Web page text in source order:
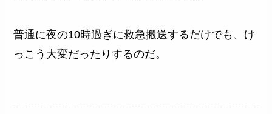
普通に夜の10時過ぎに救急搬送するだけでも、け
っこう大変だったりするのだ。